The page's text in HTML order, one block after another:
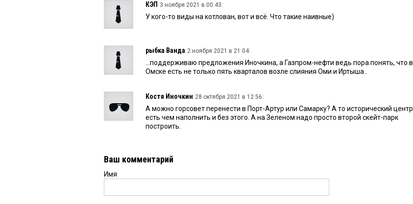
КЭП 3 ноября 2021 в 00:43:
У кого-то виды на котлован, вот и всё. Что такие наивные)
рыбка Ванда 2 ноября 2021 в 21:04:
...поддерживаю предложения Иночкина, а Газпром-нефти ведь пора понять, что в
Омске есть не только пять кварталов возле слияния Оми и Иртыша..
Костя Иночкин 28 октября 2021 в 12:56:
А можно горсовет перенести в Порт-Артур или Самарку? А то исторический центр
есть чем наполнить и без этого. А на Зеленом надо просто второй скейт-парк
построить.
Ваш комментарий
Имя